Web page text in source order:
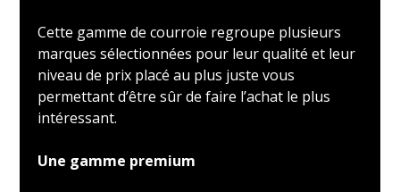
Cette gamme de courroie regroupe plusieurs
marques sélectionnées pour leur qualité et leur
niveau de prix placé au plus juste vous
permettant d’être sûr de faire l’achat le plus
intéressant.
Une gamme premium